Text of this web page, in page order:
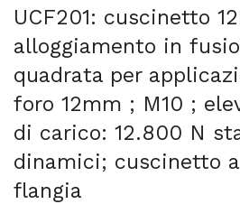
UCF201: cuscinetto
alloggiamento in
quadrata per
foro 12mm ; M10 ;
di carico: 12.800 N
dinamici; cuscinetto
flangia